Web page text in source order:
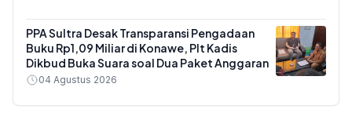
PPA Sultra Desak Transparansi Pengadaan
Buku Rp1,09 Miliar di Konawe, Plt Kadis
Dikbud Buka Suara soal Dua Paket Anggaran
04 Agustus 2026